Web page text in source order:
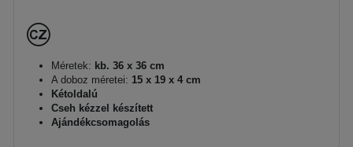
Méretek: kb. 36 x 36 cm
A doboz méretei: 15 x 19 x 4 cm
Kétoldalú
Cseh kézzel készített
Ajándékcsomagolás